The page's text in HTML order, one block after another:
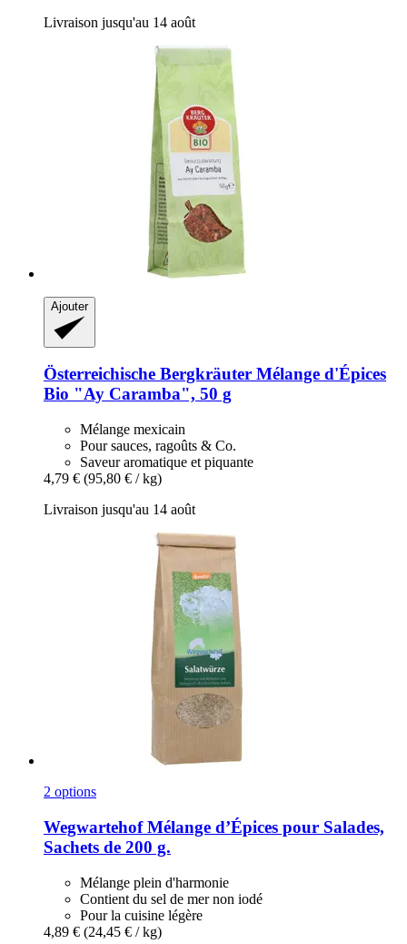
Livraison jusqu'au 14 août
Ajouter
Österreichische Bergkräuter Mélange d'Épices
Bio "Ay Caramba", 50 g
Mélange mexicain
Pour sauces, ragoûts & Co.
Saveur aromatique et piquante
4,79 € (95,80 € / kg)
Livraison jusqu'au 14 août
2 options
WegwartehofMélange d’Épices pour Salades,
Sachets de 200 g.
Mélange plein d'harmonie
Contient du sel de mer non iodé
Pour la cuisine légère
4,89 € (24,45 € / kg)